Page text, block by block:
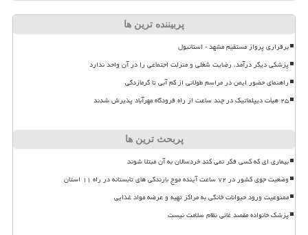
پربیننده ترین ها
برقراری پرواز مستقیم مشهد - استانبول
پزشکی دیگر درآمد، رضایت شغلی و منزلت اجتماعی را در آن واحد ندارد
راهنمای حضور ایمن در مراسم طولانی از کم آبی تا گرمازدگی
۲۵ هیأت دیپلماتیک در چند ساعت از راه فرودگاه مهرآباد پذیرش شدند
پربحث ترین ها
بیماری ای که کسی فکر نمی کند خردسالان به آن مبتلا شوند
وضعیت جوی کشور در ۷۲ ساعت آینده موج بارندگی های تابستانه در راه ۱۱ استان
ممنوعیت ورود حیوانات خانگی به مراکز تهیه و عرضه مواد غذایی
پزشک خانواده مقصد غائی نظام سلامت نیست